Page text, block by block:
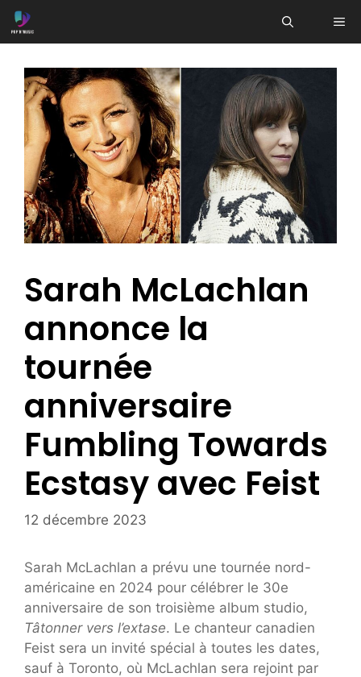
Aller
au
Sarah McLachlan
annonce la
tournée
anniversaire
Fumbling Towards
Ecstasy avec Feist
12 décembre 2023
Sarah McLachlan a prévu une tournée nord-
américaine en 2024 pour célébrer le 30e
anniversaire de son troisième album studio,
Tâtonner vers l’extase. Le chanteur canadien
Feist sera un invité spécial à toutes les dates,
sauf à Toronto, où McLachlan sera rejoint par